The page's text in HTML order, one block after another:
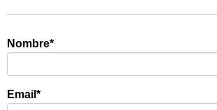
Nombre*
Email *